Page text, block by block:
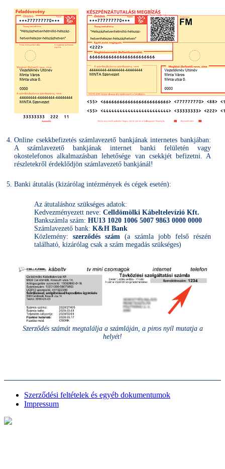
Online csekkbefizetés számlavezető bankjának internetes bankjában:
A számlavezető bankjának internet banki felületén vagy
okostelefonos alkalmazásban lehetősége van csekkjét befizetni. A
részletekről érdeklődjön számlavezető bankjánál!
Banki átutalás (kizárólag intézmények és cégek esetén):
Az átutaláshoz szükséges adatok:
Kedvezményezett neve: Celldömölki Kábeltelevízió Kft.
Bankszámla szám: HU13 1020 1006 5007 9863 0000 0000
Számlavezető bank: K&H Bank
Közlemény: szerződés szám (a számla jobb felső részén
található, kizárólag csak a szám megadás szükséges)
Szerződés számát megtalálja a számláján, a piros nyíl mutatja a
helyét!
Szerződési feltételek és egyéb dokumentumok
Impressum